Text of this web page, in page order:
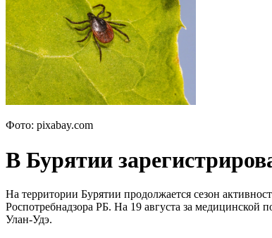
Фото: pixabay.com
В Бурятии
На территории Бурятии продолжается сезон
Роспотребнадзора РБ. На 19 августа за
Улан-Удэ.